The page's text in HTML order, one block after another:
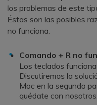
los problemas de este
Éstas son las posibles
no funciona.
Comando + R no
Los teclados
Discutiremos la
Mac en la segunda
quédate con nosotros.